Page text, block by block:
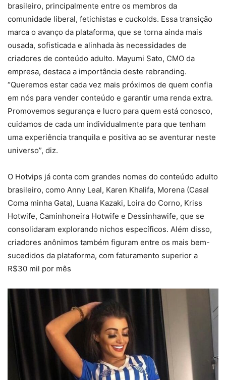
brasileiro, principalmente entre os membros da
comunidade liberal, fetichistas e cuckolds. Essa transição
marca o avanço da plataforma, que se torna ainda mais
ousada, sofisticada e alinhada às necessidades de
criadores de conteúdo adulto. Mayumi Sato, CMO da
empresa, destaca a importância deste rebranding.
“Queremos estar cada vez mais próximos de quem confia
em nós para vender conteúdo e garantir uma renda extra.
Promovemos segurança e lucro para quem está conosco,
cuidamos de cada um individualmente para que tenham
uma experiência tranquila e positiva ao se aventurar neste
universo”, diz.
O Hotvips já conta com grandes nomes do conteúdo adulto
brasileiro, como Anny Leal, Karen Khalifa, Morena (Casal
Coma minha Gata), Luana Kazaki, Loira do Corno, Kriss
Hotwife, Caminhoneira Hotwife e Dessinhawife, que se
consolidaram explorando nichos específicos. Além disso,
criadores anônimos também figuram entre os mais bem-
sucedidos da plataforma, com faturamento superior a
R$30 mil por mês